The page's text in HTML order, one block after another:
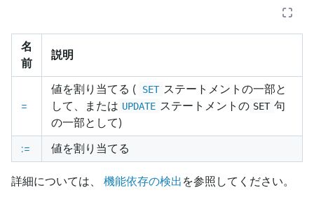
名
前
説明
=
値を割り当てる ( SET ステートメントの一部と
して、または UPDATE ステートメントの SET 句
の一部として)
:=
値を割り当てる
詳細については、 機能依存の検出 を参照してください。